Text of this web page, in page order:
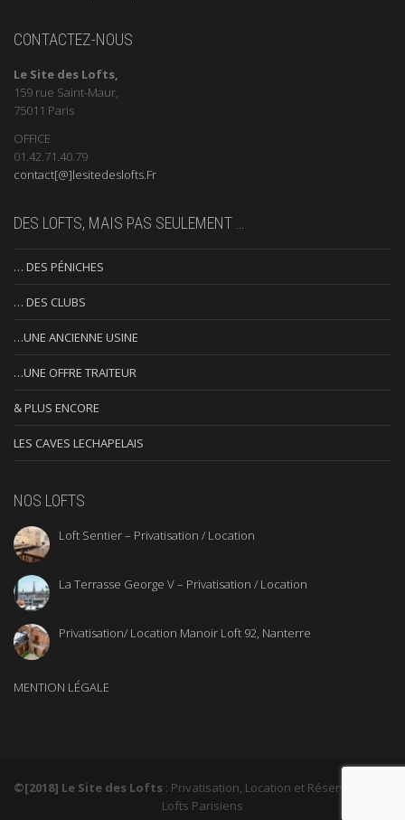
CONTACTEZ-NOUS
Le Site des Lofts,
159 rue Saint-Maur,
75011 Paris
OFFICE
01.42.71.40.79
contact[@]lesitedeslofts.Fr
DES LOFTS, MAIS PAS SEULEMENT …
… DES PÉNICHES
… DES CLUBS
…UNE ANCIENNE USINE
…UNE OFFRE TRAITEUR
& PLUS ENCORE
LES CAVES LECHAPELAIS
NOS LOFTS
Loft Sentier – Privatisation / Location
La Terrasse George V – Privatisation / Location
Privatisation/ Location Manoir Loft 92, Nanterre
MENTION LÉGALE
©[2018] Le Site des Lofts : Privatisation, Location et Réservation de
Lofts Parisiens